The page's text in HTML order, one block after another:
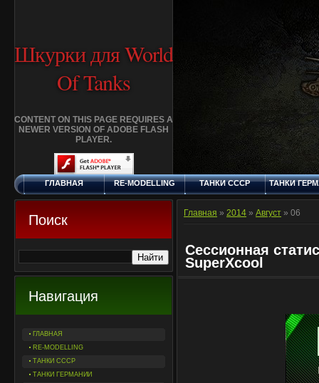
Шкурки для World
Of Tanks
CONTENT ON THIS PAGE REQUIRES A
NEWER VERSION OF ADOBE FLASH
PLAYER.
СУББОТА, 8.8.2026
ГЛАВНАЯ RE-MODELLING ТАНКИ СССР ТАНКИ
ДОБАВИТЬ
КЛАНЫ FAQ
Поиск
Навигация
ГЛАВНАЯ
RE-MODELLING
ТАНКИ СССР
ТАНКИ ГЕРМАНИИ
Главная » 2014 » Август » 06
Сессионная
SuperXcool